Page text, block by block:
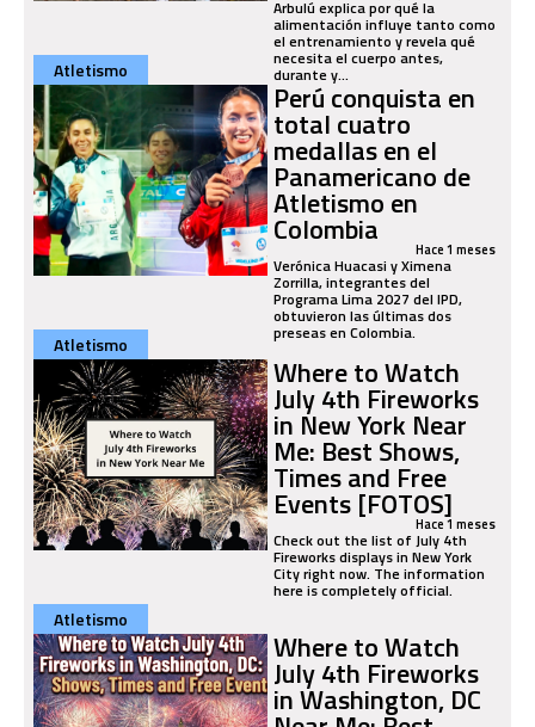
Arbulú explica por qué la
alimentación influye tanto como
el entrenamiento y revela qué
necesita el cuerpo antes,
durante y...
Atletismo
Perú conquista en
total cuatro
medallas en el
Panamericano de
Atletismo en
Colombia Hace 1 meses
Verónica Huacasi y Ximena
Zorrilla, integrantes del
Programa Lima 2027 del IPD,
obtuvieron las últimas dos
preseas en Colombia.
Atletismo
Where to Watch
July 4th Fireworks
in New York Near
Me: Best Shows,
Times and Free
Events [FOTOS]Hace 1 meses
Check out the list of July 4th
Fireworks displays in New York
City right now. The information
here is completely official.
Atletismo
Where to Watch
July 4th Fireworks
in Washington, DC